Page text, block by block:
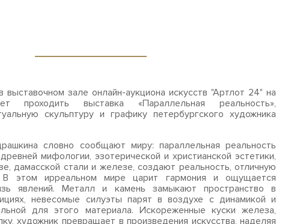
зале онлайн-аукциона искусств "Артлот 24" на
проходить выставка «Параллельная реальность»,
скульптуру и графику петербургского художника
словно сообщают миру: параллельная реальность
мифологии, эзотерической и христианской эстетики,
дамасской стали и железе, создают реальность, отличную
В этом ирреальном мире царит гармония и ощущается
явлений. Металл и камень замыкают пространство в
невесомые силуэты парят в воздухе с динамикой и
для этого материала. Искореженные куски железа,
художник превращает в произведения искусства, наделяя